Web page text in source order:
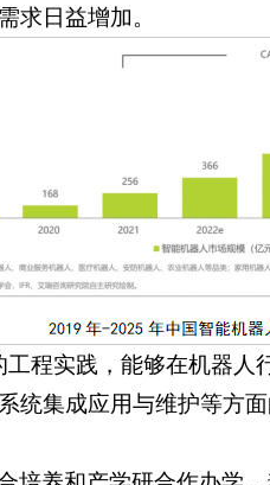
求日益增加。
工程实践，能够在机器
统集成应用与维护等方面